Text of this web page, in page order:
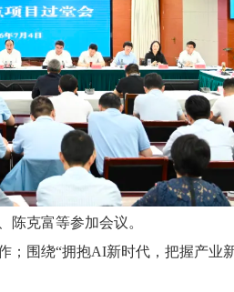
陈克富等参加会议。
围绕“拥抱AI新时代，把握产业